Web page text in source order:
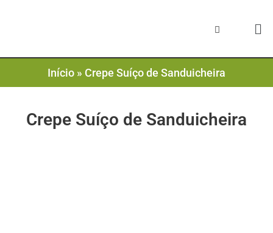
Início » Crepe Suíço de Sanduicheira
Crepe Suíço de Sanduicheira